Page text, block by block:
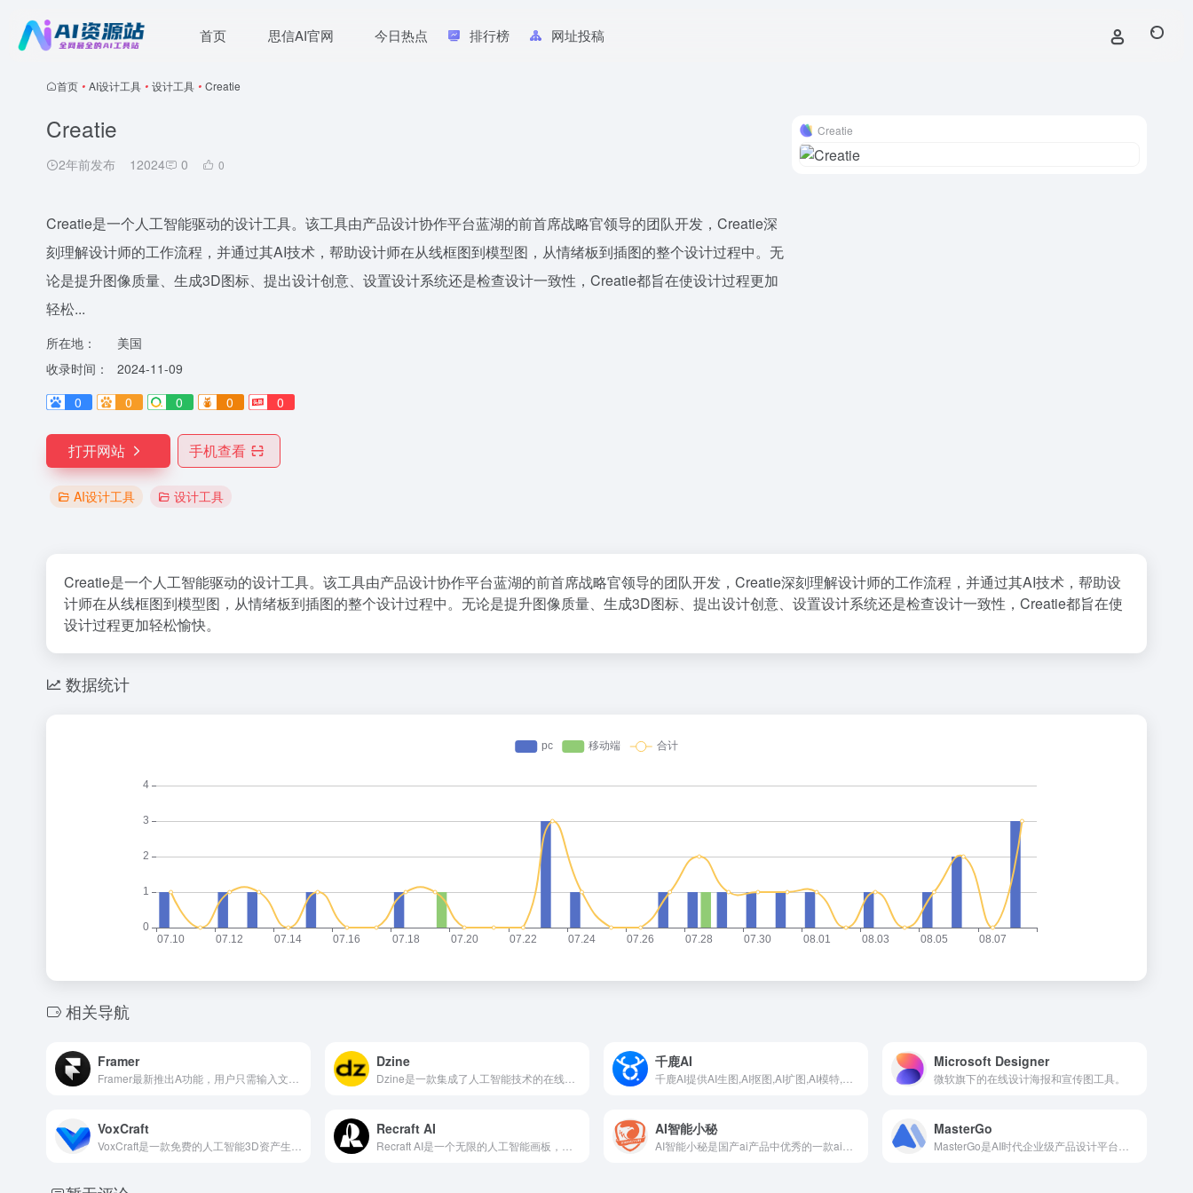
首页 思信AI官网 今日热点 排行榜 网址投稿
首页 • AI设计工具 • 设计工具 • Creatie
Creatie
2年前发布 12024 0 0
Creatie是一个人工智能驱动的设计工具。该工具由产品设计协作平台蓝湖的前首席战略官领导的团队开发，Creatie深
刻理解设计师的工作流程，并通过其AI技术，帮助设计师在从线框图到模型图，从情绪板到插图的整个设计过程中。无
论是提升图像质量、生成3D图标、提出设计创意、设置设计系统还是检查设计一致性，Creatie都旨在使设计过程更加
轻松...
所在地：
美国
收录时间：
2024-11-09
0
0 0 0 0
打开网站 手机查看
AI设计工具 设计工具
Creatie
Creatie是一个人工智能驱动的设计工具。该工具由产品设计协作平台蓝湖的前首席战略官领导的团队开发，Creatie深刻理解设计师的工作流程，并通过其AI技术，帮助设
计师在从线框图到模型图，从情绪板到插图的整个设计过程中。无论是提升图像质量、生成3D图标、提出设计创意、设置设计系统还是检查设计一致性，Creatie都旨在使
设计过程更加轻松愉快。
数据统计
相关导航
Framer Dzine 千鹿AI Microsoft Designer
微软旗下的在线设计海报和宣传图工具。
VoxCraft Recraft AI AI智能小秘 MasterGo